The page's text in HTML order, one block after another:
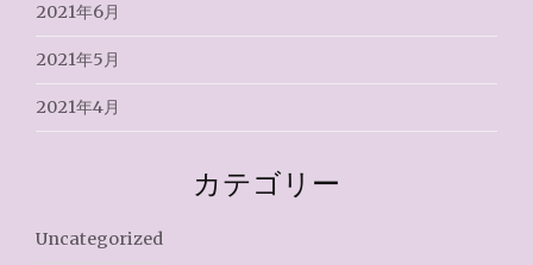
2021年6月
2021年5月
2021年4月
カテゴリー
Uncategorized